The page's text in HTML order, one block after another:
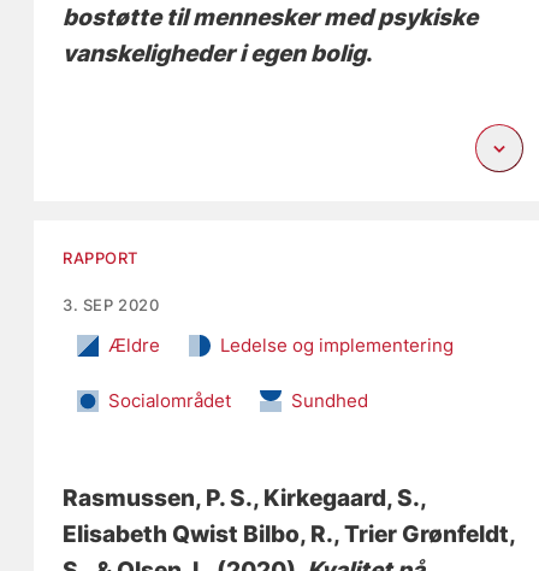
bostøtte til mennesker med psykiske
vanskeligheder i egen bolig.
RAPPORT
3. SEP 2020
Ældre Ledelse og implementering
Socialområdet Sundhed
Rasmussen, P. S., Kirkegaard, S.,
Elisabeth Qwist Bilbo, R., Trier Grønfeldt,